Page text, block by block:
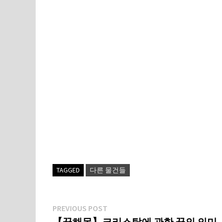
TAGGED 다른 물건들
글
PREVIOUS POST